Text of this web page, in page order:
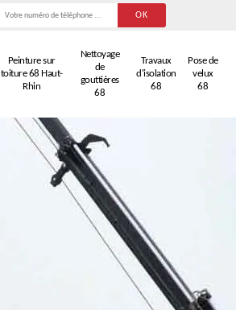
Peinture sur
toiture 68 Haut-
Rhin
Nettoyage
de
gouttières
68
Travaux
d'isolation
68
Pose de
velux
68